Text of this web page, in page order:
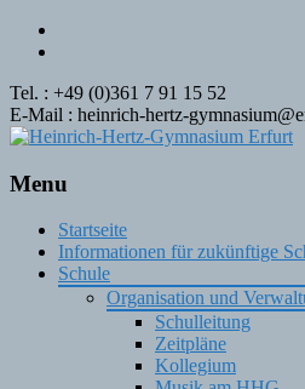
Tel. : +49 (0)361 7 91 15 52
E-Mail : heinrich-hertz-
Menu
Skip
content
Startseite
Informationen für zukünftige
Schule
Organisation und
Schulleitung
Zeitpläne
Kollegium